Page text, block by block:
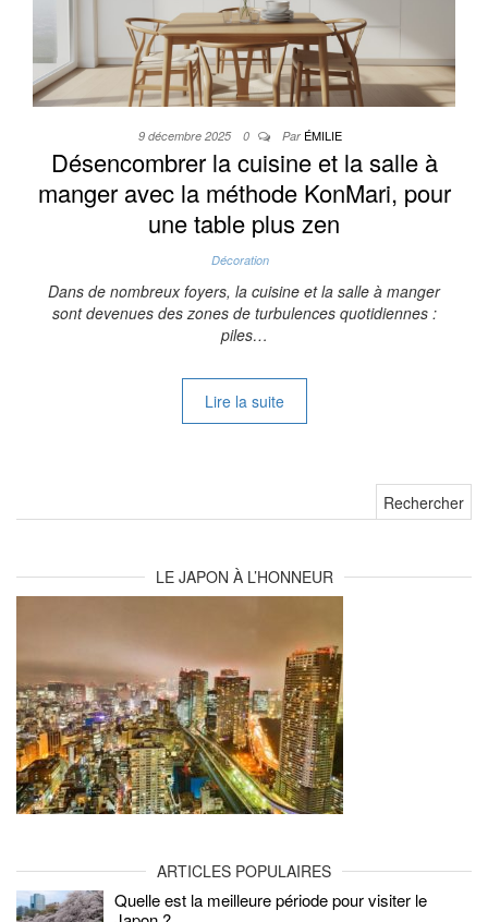
9 décembre 2025 0 Par ÉMILIE
Désencombrer la cuisine et la salle à
manger avec la méthode KonMari, pour
une table plus zen
Décoration
Dans de nombreux foyers, la cuisine et la salle à manger
sont devenues des zones de turbulences quotidiennes :
piles…
Lire la suite
LE JAPON À L’HONNEUR
ARTICLES POPULAIRES
Quelle est la meilleure période pour visiter le